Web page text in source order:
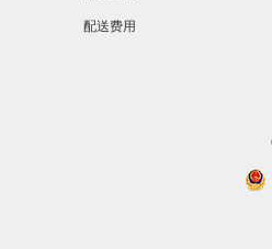
配送费用